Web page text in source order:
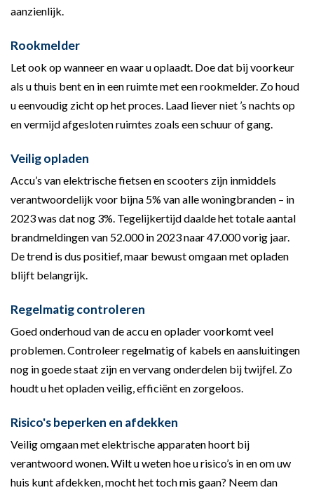
aanzienlijk.
Rookmelder
Let ook op wanneer en waar u oplaadt. Doe dat bij voorkeur
als u thuis bent en in een ruimte met een rookmelder. Zo houd
u eenvoudig zicht op het proces. Laad liever niet ’s nachts op
en vermijd afgesloten ruimtes zoals een schuur of gang.
Veilig opladen
Accu’s van elektrische fietsen en scooters zijn inmiddels
verantwoordelijk voor bijna 5% van alle woningbranden – in
2023 was dat nog 3%. Tegelijkertijd daalde het totale aantal
brandmeldingen van 52.000 in 2023 naar 47.000 vorig jaar.
De trend is dus positief, maar bewust omgaan met opladen
blijft belangrijk.
Regelmatig controleren
Goed onderhoud van de accu en oplader voorkomt veel
problemen. Controleer regelmatig of kabels en aansluitingen
nog in goede staat zijn en vervang onderdelen bij twijfel. Zo
houdt u het opladen veilig, efficiënt en zorgeloos.
Risico's beperken en afdekken
Veilig omgaan met elektrische apparaten hoort bij
verantwoord wonen. Wilt u weten hoe u risico’s in en om uw
huis kunt afdekken, mocht het toch mis gaan? Neem dan